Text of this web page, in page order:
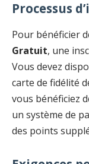
Processus
Pour bénéficier
Gratuit, une
Vous devez
carte de fidélité
vous bénéficiez
un système de
des points